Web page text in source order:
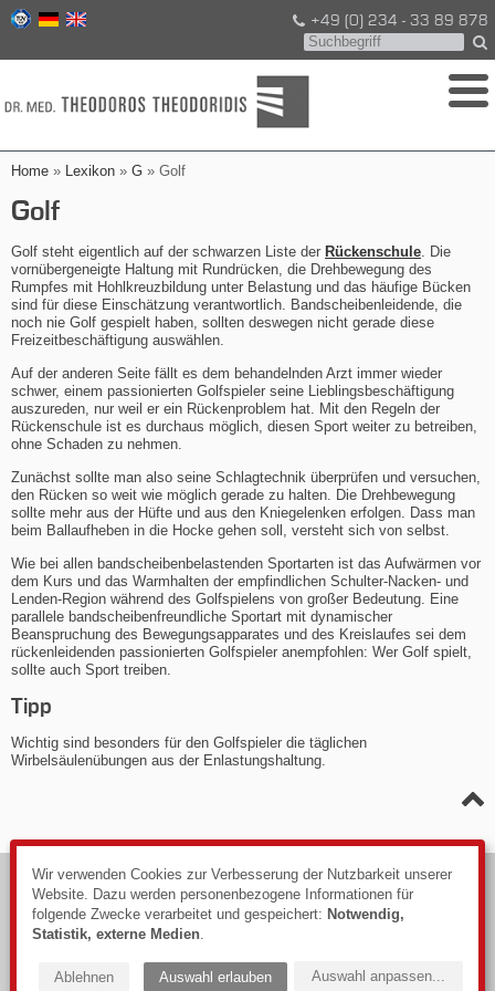
+49 (0) 234 - 33 89 878
Home » Lexikon » G » Golf
Golf
Golf steht eigentlich auf der schwarzen Liste der Rückenschule. Die
vornübergeneigte Haltung mit Rundrücken, die Drehbewegung des
Rumpfes mit Hohlkreuzbildung unter Belastung und das häufige Bücken
sind für diese Einschätzung verantwortlich. Bandscheibenleidende, die
noch nie Golf gespielt haben, sollten deswegen nicht gerade diese
Freizeitbeschäftigung auswählen.
Auf der anderen Seite fällt es dem behandelnden Arzt immer wieder
schwer, einem passionierten Golfspieler seine Lieblingsbeschäftigung
auszureden, nur weil er ein Rückenproblem hat. Mit den Regeln der
Rückenschule ist es durchaus möglich, diesen Sport weiter zu betreiben,
ohne Schaden zu nehmen.
Zunächst sollte man also seine Schlagtechnik überprüfen und versuchen,
den Rücken so weit wie möglich gerade zu halten. Die Drehbewegung
sollte mehr aus der Hüfte und aus den Kniegelenken erfolgen. Dass man
beim Ballaufheben in die Hocke gehen soll, versteht sich von selbst.
Wie bei allen bandscheibenbelastenden Sportarten ist das Aufwärmen vor
dem Kurs und das Warmhalten der empfindlichen Schulter-Nacken- und
Lenden-Region während des Golfspielens von großer Bedeutung. Eine
parallele bandscheibenfreundliche Sportart mit dynamischer
Beanspruchung des Bewegungsapparates und des Kreislaufes sei dem
rückenleidenden passionierten Golfspieler anempfohlen: Wer Golf spielt,
sollte auch Sport treiben.
Tipp
Wichtig sind besonders für den Golfspieler die täglichen
Wirbelsäulenübungen aus der Enlastungshaltung.
© 2026
Impressum
Datenschutzerklärung
Wir verwenden Cookies zur Verbesserung der Nutzbarkeit unserer
Website. Dazu werden personenbezogene Informationen für
folgende Zwecke verarbeitet und gespeichert: Notwendig,
Statistik, externe Medien.
Ablehnen Auswahl erlauben Auswahl anpassen...